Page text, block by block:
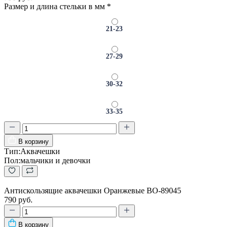
Размер и длина стельки в мм *
21-23
27-29
30-32
33-35
В корзину
Тип:Аквачешки
Пол:мальчики и девочки
Антискользящие аквачешки Оранжевые BO-89045
790 руб.
В корзину